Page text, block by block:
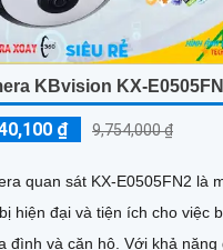
KBvision KX-
₫ 9,754,000 ₫
quan sát KX-E0505FN2 là
hiện đại và tiện ích cho việc
và căn hộ. Với khả năng quay